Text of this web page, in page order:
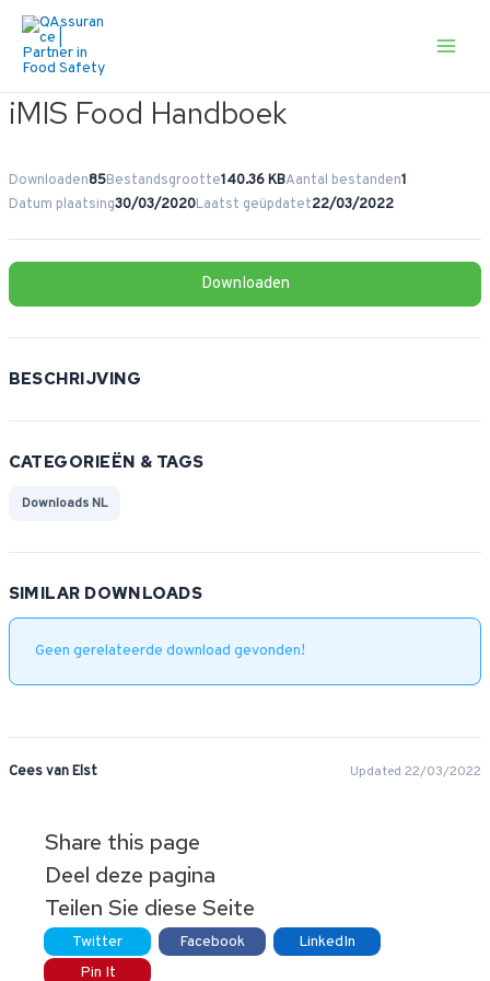
naar
iMIS Food Handboek
Downloaden85Bestandsgrootte140.36 KBAantal bestanden1
Datum plaatsing30/03/2020Laatst geüpdatet22/03/2022
Downloaden
BESCHRIJVING
CATEGORIEËN & TAGS
Downloads NL
SIMILAR DOWNLOADS
Geen gerelateerde download gevonden!
Cees van Elst Updated 22/03/2022
Share this page
Deel deze pagina
Teilen Sie diese Seite
Twitter Facebook
LinkedIn
Pin It